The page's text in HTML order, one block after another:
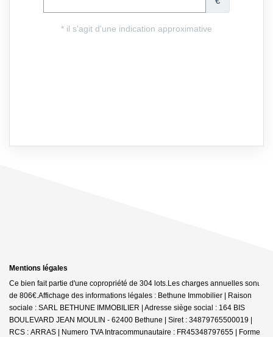
Mentions légales
Ce bien fait partie d'une copropriété de 304 lots.Les charges annuelles sont
de 806€.Affichage des informations légales : Bethune Immobilier | Raison
sociale : SARL BETHUNE IMMOBILIER | Adresse siège social : 164 BIS
BOULEVARD JEAN MOULIN - 62400 Bethune | Siret : 34879765500019 |
RCS : ARRAS | Numero TVA Intracommunautaire : FR45348797655 | Forme